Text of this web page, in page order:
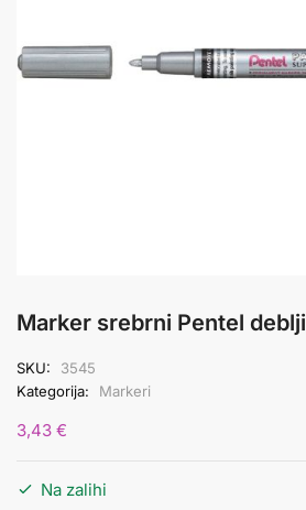
Marker srebrni Pentel deblji
SKU:
3545
Kategorija:
Markeri
3,43 €
Na zalihi